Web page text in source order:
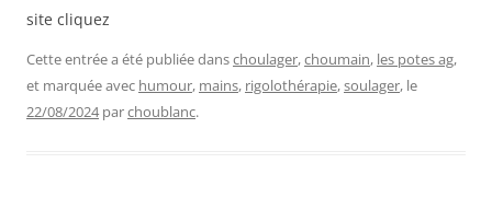
Cette entrée a été publiée danschoulager,choumain, les potes ag,
et marquée avec humour, mains, rigolothérapie,soulager, le
22/08/2024 parchoublanc.